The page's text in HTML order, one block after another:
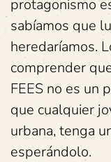
protagonismo
sabíamos que
heredaríamos.
comprender
FEES no es un
que cualquier
urbana, tenga
esperándolo.